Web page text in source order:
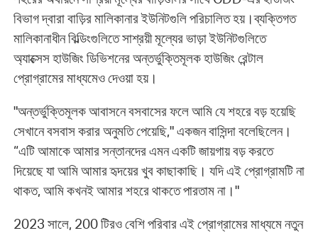
বিভাগ দ্বারা বাড়ির মালিকানার ইউনিটগুলি পরিচালিত হয়।ব্যক্তিগত
মালিকানাধীন বিল্ডিংগুলিতে সাশ্রয়ী মূল্যের ভাড়া ইউনিটগুলিতে
অ্যাক্সেস হাউজিং ডিভিশনের অন্তর্ভুক্তিমূলক হাউজিং রেন্টাল
প্রোগ্রামের মাধ্যমেও দেওয়া হয়।
"অন্তর্ভুক্তিমূলক আবাসনে বসবাসের ফলে আমি যে শহরে বড় হয়েছি
সেখানে বসবাস করার অনুমতি পেয়েছি," একজন বাসিন্দা বলেছিলেন।
“এটি আমাকে আমার সন্তানদের এমন একটি জায়গায় বড় করতে
দিয়েছে যা আমি আমার হৃদয়ের খুব কাছাকাছি। যদি এই প্রোগ্রামটি না
থাকত, আমি কখনই আমার শহরে থাকতে পারতাম না।"
2023 সালে, 200 টিরও বেশি পরিবার এই প্রোগ্রামের মাধ্যমে নতুন